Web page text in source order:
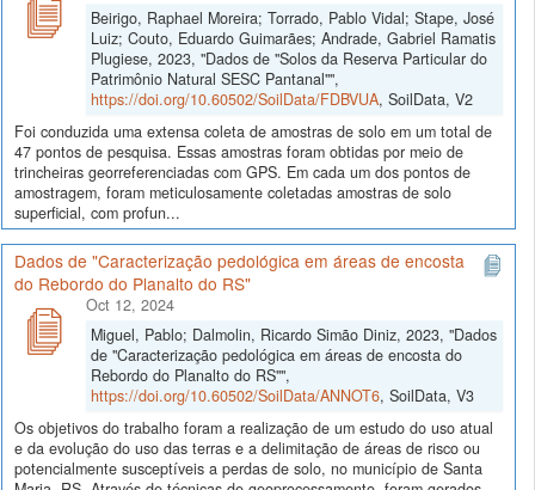
Beirigo, Raphael Moreira; Torrado, Pablo Vidal; Stape, José
Luiz; Couto, Eduardo Guimarães; Andrade, Gabriel Ramatis
Plugiese, 2023, "Dados de "Solos da Reserva Particular do
Patrimônio Natural SESC Pantanal"",
https://doi.org/10.60502/SoilData/FDBVUA, SoilData, V2
Foi conduzida uma extensa coleta de amostras de solo em um total de
47 pontos de pesquisa. Essas amostras foram obtidas por meio de
trincheiras georreferenciadas com GPS. Em cada um dos pontos de
amostragem, foram meticulosamente coletadas amostras de solo
superficial, com profun...
Dados de "Caracterização pedológica em áreas de encosta
do Rebordo do Planalto do RS"
Oct 12, 2024
Miguel, Pablo; Dalmolin, Ricardo Simão Diniz, 2023, "Dados
de "Caracterização pedológica em áreas de encosta do
Rebordo do Planalto do RS"",
https://doi.org/10.60502/SoilData/ANNOT6, SoilData, V3
Os objetivos do trabalho foram a realização de um estudo do uso atual
e da evolução do uso das terras e a delimitação de áreas de risco ou
potencialmente susceptíveis a perdas de solo, no município de Santa